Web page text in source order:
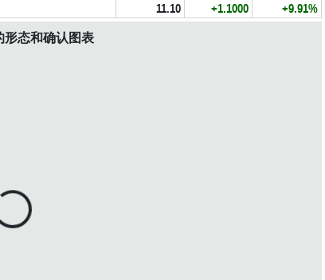
11.10 +1.1000 +9.91%
态和确认图表